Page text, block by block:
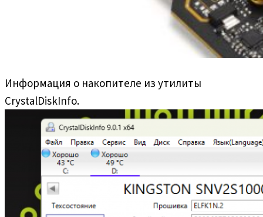
Информация о накопителе из утилиты
CrystalDiskInfo.